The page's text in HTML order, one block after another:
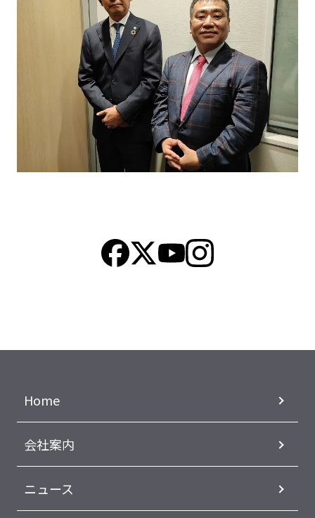
Home
会社案内
ニュース